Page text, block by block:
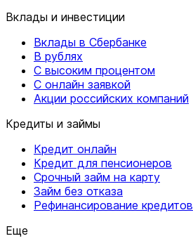
Вклады и инвестиции
Вклады в Сбербанке
В рублях
С высоким процентом
С онлайн заявкой
Акции российских компаний
Кредиты и займы
Кредит онлайн
Кредит для пенсионеров
Срочный займ на карту
Займ без отказа
Рефинансирование кредитов
Еще